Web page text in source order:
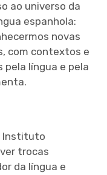
ao universo da
espanhola:
novas
com contextos e
língua e pela
Instituto
trocas
da língua e